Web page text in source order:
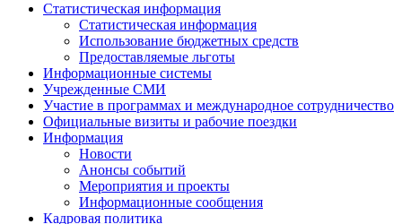
Статистическая информация
Статистическая информация
Использование бюджетных средств
Предоставляемые льготы
Информационные системы
Учрежденные СМИ
Участие в программах и международное сотрудничество
Официальные визиты и рабочие поездки
Информация
Новости
Анонсы событий
Мероприятия и проекты
Информационные сообщения
Кадровая политика